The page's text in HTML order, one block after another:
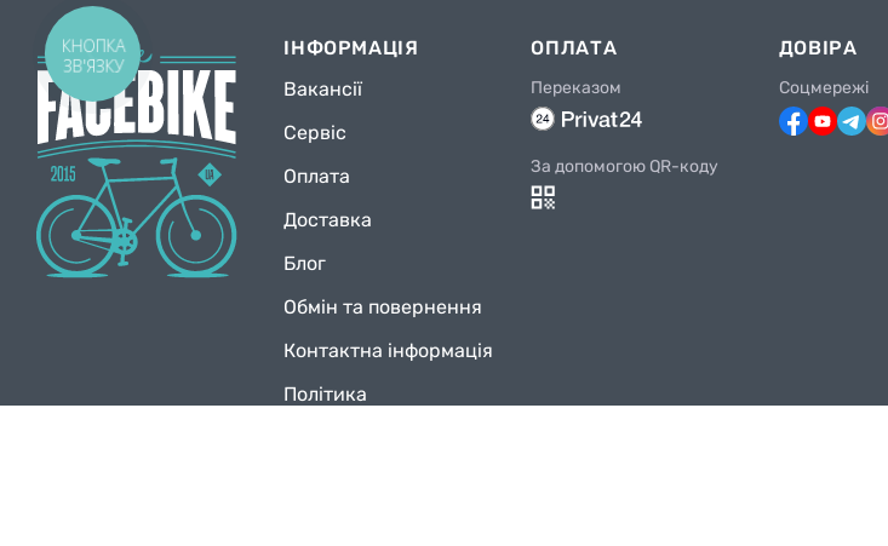
ІНФОРМАЦІЯ
Вакансії
Сервіс
Оплата
Доставка
Блог
Обмін та повернення
Контактна інформація
Політика
ОПЛАТА
Переказом
За допомогою QR-коду
ДОВІРА
Соцмережі
КНОПКА
ЗВ'ЯЗКУ